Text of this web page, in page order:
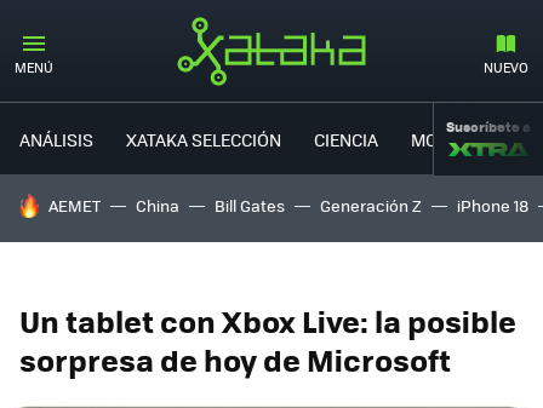
MENÚ NUEVO
ANÁLISIS XATAKA SELECCIÓN CIENCIA MOVILIDAD
Suscríbete a
HOY SE HABLA DE
AEMET China Bill Gates Generación Z iPhone 18
Un tablet con Xbox Live: la posible
sorpresa de hoy de Microsoft